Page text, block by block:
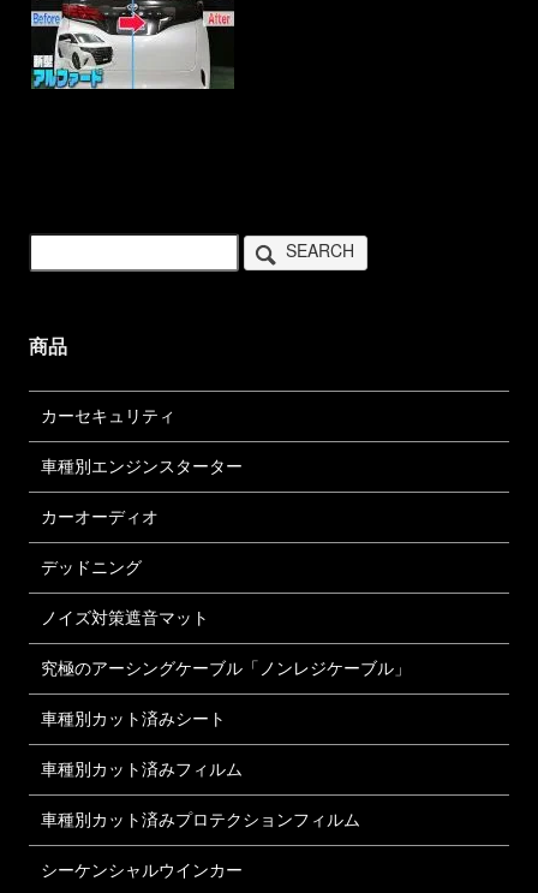
SEARCH
商品
カーセキュリティ
車種別エンジンスターター
カーオーディオ
デッドニング
ノイズ対策遮音マット
究極のアーシングケーブル「ノンレジケーブル」
車種別カット済みシート
車種別カット済みフィルム
車種別カット済みプロテクションフィルム
シーケンシャルウインカー